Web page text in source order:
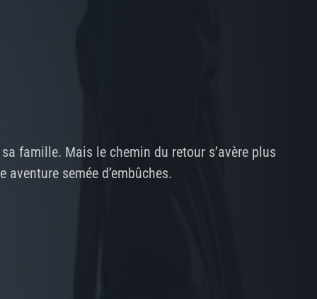
famille. Mais le chemin du retour s’avère plus
semée d’embûches.